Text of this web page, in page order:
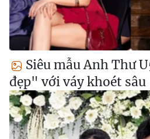
Siêu mẫu Anh Thư
đẹp" với váy khoét sâu